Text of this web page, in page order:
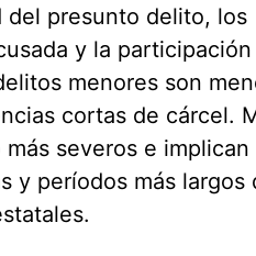
del presunto delito, los
y la
menores son
cortas de cárcel.
severos e implican
y períodos más largos